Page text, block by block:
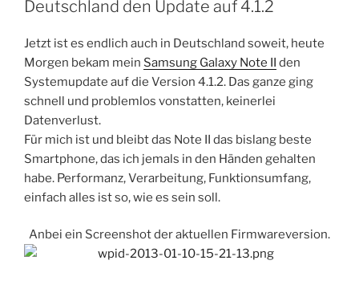
Deutschland den Update auf 4.1.2
Jetzt ist es endlich auch in Deutschland soweit, heute
Morgen bekam mein Samsung Galaxy Note II den
Systemupdate auf die Version 4.1.2. Das ganze ging
schnell und problemlos vonstatten, keinerlei
Datenverlust.
Für mich ist und bleibt das Note II das bislang beste
Smartphone, das ich jemals in den Händen gehalten
habe. Performanz, Verarbeitung, Funktionsumfang,
einfach alles ist so, wie es sein soll.
Anbei ein Screenshot der aktuellen Firmwareversion.